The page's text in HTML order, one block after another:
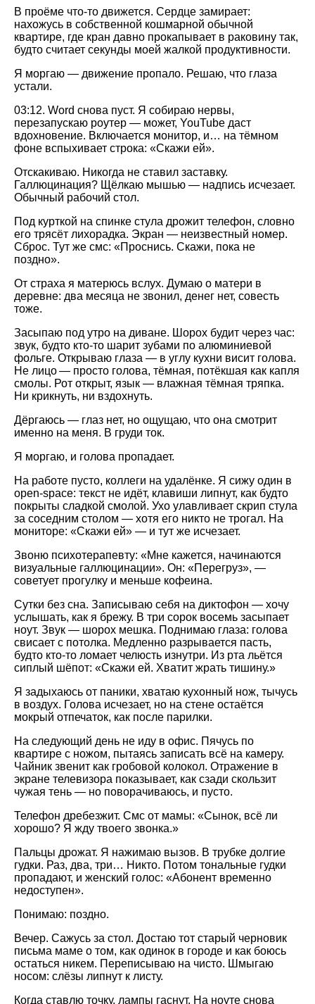
В проёме что‑то движется. Сердце замирает:
нахожусь в собственной кошмарной обычной
квартире, где кран давно прокапывает в раковину так,
будто считает секунды моей жалкой продуктивности.
Я моргаю — движение пропало. Решаю, что глаза
устали.
03:12. Word снова пуст. Я собираю нервы,
перезапускаю роутер — может, YouTube даст
вдохновение. Включается монитор, и… на тёмном
фоне вспыхивает строка: «Скажи ей».
Отскакиваю. Никогда не ставил заставку.
Галлюцинация? Щёлкаю мышью — надпись исчезает.
Обычный рабочий стол.
Под курткой на спинке стула дрожит телефон, словно
его трясёт лихорадка. Экран — неизвестный номер.
Сброс. Тут же смс: «Проснись. Скажи, пока не
поздно».
От страха я матерюсь вслух. Думаю о матери в
деревне: два месяца не звонил, денег нет, совесть
тоже.
Засыпаю под утро на диване. Шорох будит через час:
звук, будто кто‑то шарит зубами по алюминиевой
фольге. Открываю глаза — в углу кухни висит голова.
Не лицо — просто голова, тёмная, потёкшая как капля
смолы. Рот открыт, язык — влажная тёмная тряпка.
Ни крикнуть, ни вздохнуть.
Дёргаюсь — глаз нет, но ощущаю, что она смотрит
именно на меня. В груди ток.
Я моргаю, и голова пропадает.
На работе пусто, коллеги на удалёнке. Я сижу один в
open-space: текст не идёт, клавиши липнут, как будто
покрыты сладкой смолой. Ухо улавливает скрип стула
за соседним столом — хотя его никто не трогал. На
мониторе: «Скажи ей» — и тут же исчезает.
Звоню психотерапевту: «Мне кажется, начинаются
визуальные галлюцинации». Он: «Перегруз», —
советует прогулку и меньше кофеина.
Сутки без сна. Записываю себя на диктофон — хочу
услышать, как я брежу. В три сорок восемь засыпает
ноут. Звук — шорох мешка. Поднимаю глаза: голова
свисает с потолка. Медленно разрывается пасть,
будто кто‑то ломает челюсть изнутри. Из рта льётся
сиплый шёпот: «Скажи ей. Хватит жрать тишину.»
Я задыхаюсь от паники, хватаю кухонный нож, тычусь
в воздух. Голова исчезает, но на стене остаётся
мокрый отпечаток, как после парилки.
На следующий день не иду в офис. Пячусь по
квартире с ножом, пытаясь записать всё на камеру.
Чайник звенит как гробовой колокол. Отражение в
экране телевизора показывает, как сзади скользит
чужая тень — но поворачиваюсь, и пусто.
Телефон дребезжит. Смс от мамы: «Сынок, всё ли
хорошо? Я жду твоего звонка.»
Пальцы дрожат. Я нажимаю вызов. В трубке долгие
гудки. Раз, два, три… Никто. Потом тональные гудки
пропадают, и женский голос: «Абонент временно
недоступен».
Понимаю: поздно.
Вечер. Сажусь за стол. Достаю тот старый черновик
письма маме о том, как одинок в городе и как боюсь
остаться никем. Переписываю на чисто. Шмыгаю
носом: слёзы липнут к листу.
Когда ставлю точку, лампы гаснут. На ноуте снова